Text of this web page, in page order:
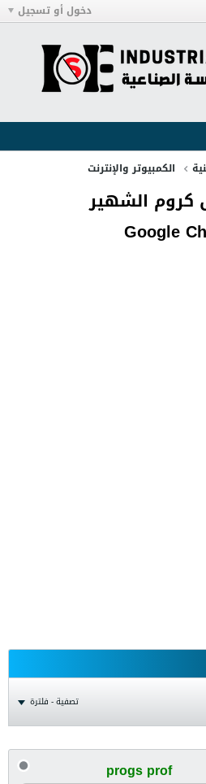
دخول أو تسجيل
الكمبيوتر والإنترنت
كروم الشهير
Google
تصفية - فلترة
progs prof